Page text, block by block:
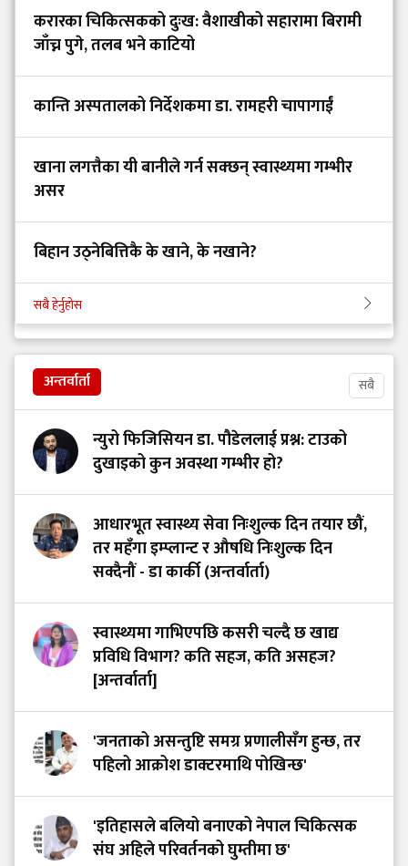
करारका चिकित्सकको दुःख: वैशाखीको सहारामा बिरामी
जाँच्न पुगे, तलब भने काटियो
कान्ति अस्पतालको निर्देशकमा डा. रामहरी चापागाईं
खाना लगत्तैका यी बानीले गर्न सक्छन् स्वास्थ्यमा गम्भीर
असर
बिहान उठ्नेबित्तिकै के खाने, के नखाने?
सबै हेर्नुहोस
अन्तर्वार्ता सबै
न्युरो फिजिसियन डा. पौडेललाई प्रश्न: टाउको
दुखाइको कुन अवस्था गम्भीर हो?
आधारभूत स्वास्थ्य सेवा निःशुल्क दिन तयार छौं,
तर महँगा इम्प्लान्ट र औषधि निःशुल्क दिन
सक्दैनौं - डा कार्की (अन्तर्वार्ता)
स्वास्थ्यमा गाभिएपछि कसरी चल्दै छ खाद्य
प्रविधि विभाग? कति सहज, कति असहज?
[अन्तर्वार्ता]
'जनताको असन्तुष्टि समग्र प्रणालीसँग हुन्छ, तर
पहिलो आक्रोश डाक्टरमाथि पोखिन्छ'
'इतिहासले बलियो बनाएको नेपाल चिकित्सक
संघ अहिले परिवर्तनको घुम्तीमा छ'